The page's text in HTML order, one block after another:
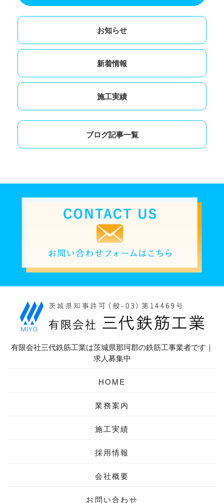
お知らせ
新着情報
施工実績
ブログ記事一覧
有限会社三代鉄筋工業は茨城県那珂郡の鉄筋工事業者です｜
求人募集中
HOME
業務案内
施工実績
採用情報
会社概要
お問い合わせ